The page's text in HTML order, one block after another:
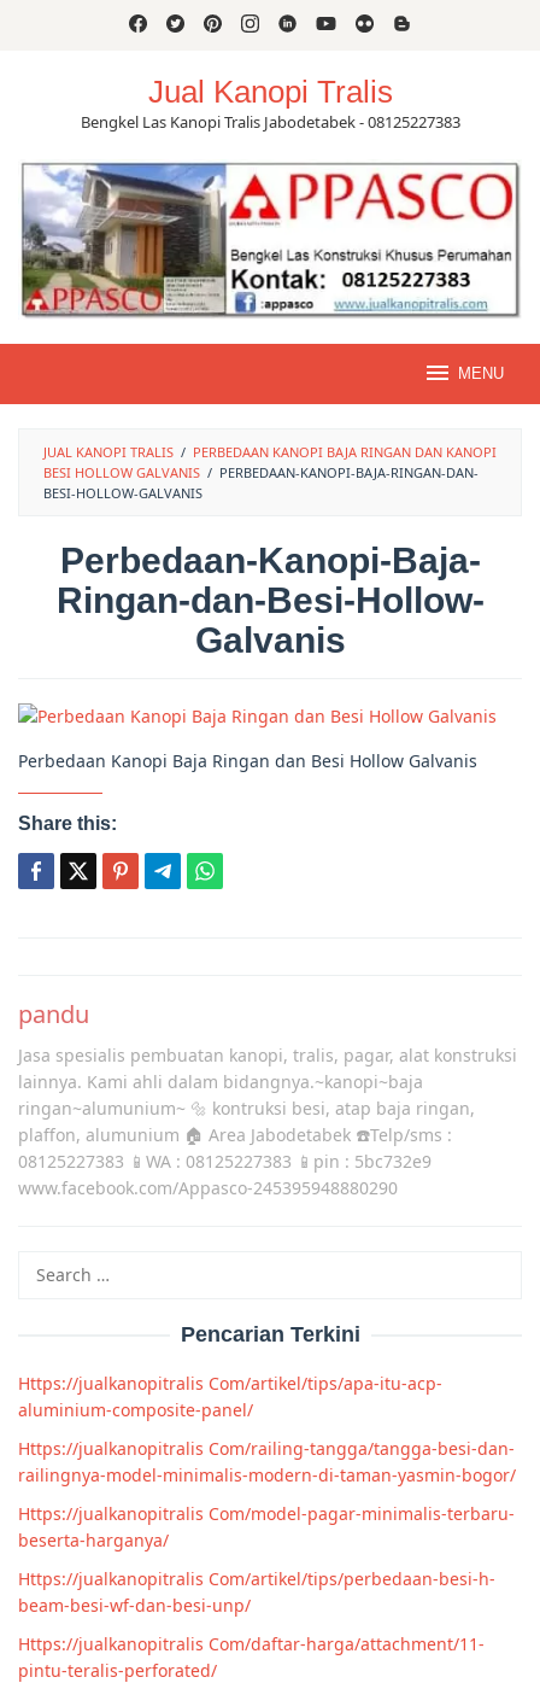
Jual Kanopi Tralis
Bengkel Las Kanopi Tralis Jabodetabek - 08125227383
MENU
JUAL KANOPI TRALIS / PERBEDAAN KANOPI BAJA RINGAN DAN KANOPI
BESI HOLLOW GALVANIS / PERBEDAAN-KANOPI-BAJA-RINGAN-DAN-
BESI-HOLLOW-GALVANIS
Perbedaan-Kanopi-Baja-
Ringan-dan-Besi-Hollow-
Galvanis
Perbedaan Kanopi Baja Ringan dan Besi Hollow Galvanis
Share this:
navigation
pandu
Jasa spesialis pembuatan kanopi, tralis, pagar, alat konstruksi
lainnya. Kami ahli dalam bidangnya.~kanopi~baja
ringan~alumunium~ 🔩 kontruksi besi, atap baja ringan,
plaffon, alumunium 🏠 Area Jabodetabek ☎️Telp/sms :
08125227383 📱WA : 08125227383 📱pin : 5bc732e9
www.facebook.com/Appasco-245395948880290
for:
Pencarian Terkini
Https://jualkanopitralis Com/artikel/tips/apa-itu-acp-
aluminium-composite-panel/
Https://jualkanopitralis Com/railing-tangga/tangga-besi-dan-
railingnya-model-minimalis-modern-di-taman-yasmin-bogor/
Https://jualkanopitralis Com/model-pagar-minimalis-terbaru-
beserta-harganya/
Https://jualkanopitralis Com/artikel/tips/perbedaan-besi-h-
beam-besi-wf-dan-besi-unp/
Https://jualkanopitralis Com/daftar-harga/attachment/11-
pintu-teralis-perforated/